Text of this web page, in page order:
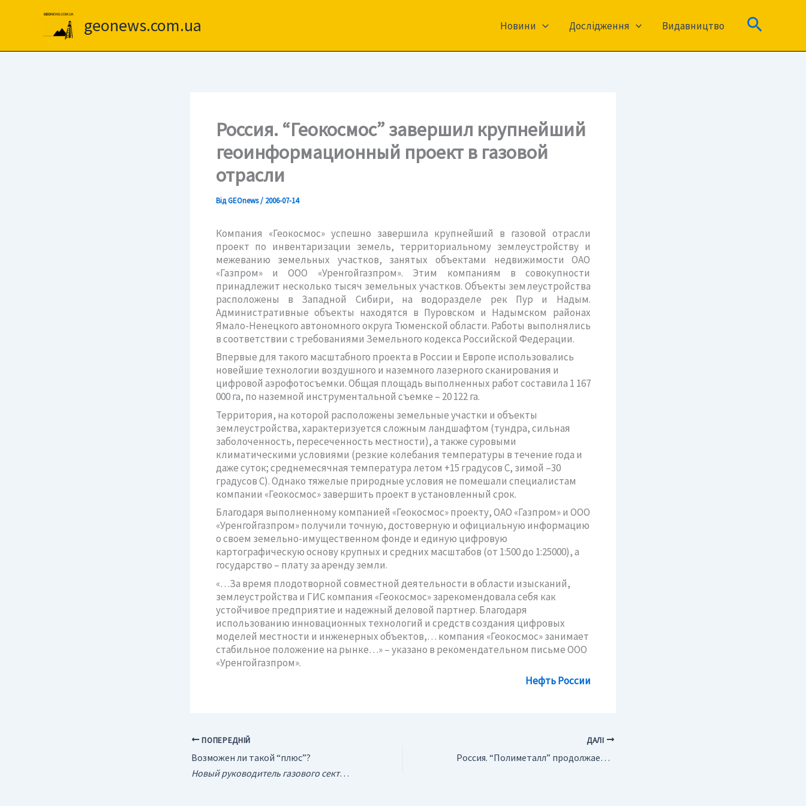
geonews.com.ua Новини Дослідження Видавництво Пошук
Россия. “Геокосмос” завершил крупнейший
геоинформационный проект в газовой
отрасли
ВідGEOnews/ 2006-07-14
Компания «Геокосмос» успешно завершила крупнейший в газовой отрасли
проект по инвентаризации земель, территориальному землеустройству и
межеванию земельных участков, занятых объектами недвижимости ОАО
«Газпром» и ООО «Уренгойгазпром». Этим компаниям в совокупности
принадлежит несколько тысяч земельных участков. Объекты землеустройства
расположены в Западной Сибири, на водоразделе рек Пур и Надым.
Административные объекты находятся в Пуровском и Надымском районах
Ямало-Ненецкого автономного округа Тюменской области. Работы выполнялись
в соответствии с требованиями Земельного кодекса Российской Федерации.
Впервые для такого масштабного проекта в России и Европе использовались
новейшие технологии воздушного и наземного лазерного сканирования и
цифровой аэрофотосъемки. Общая площадь выполненных работ составила 1 167
000 га, по наземной инструментальной съемке – 20 122 га.
Территория, на которой расположены земельные участки и объекты
землеустройства, характеризуется сложным ландшафтом (тундра, сильная
заболоченность, пересеченность местности), а также суровыми
климатическими условиями (резкие колебания температуры в течение года и
даже суток; среднемесячная температура летом +15 градусов С, зимой –30
градусов С). Однако тяжелые природные условия не помешали специалистам
компании «Геокосмос» завершить проект в установленный срок.
Благодаря выполненному компанией «Геокосмос» проекту, ОАО «Газпром» и ООО
«Уренгойгазпром» получили точную, достоверную и официальную информацию
о своем земельно-имущественном фонде и единую цифровую
картографическую основу крупных и средних масштабов (от 1:500 до 1:25000), а
государство – плату за аренду земли.
«…За время плодотворной совместной деятельности в области изысканий,
землеустройства и ГИС компания «Геокосмос» зарекомендовала себя как
устойчивое предприятие и надежный деловой партнер. Благодаря
использованию инновационных технологий и средств создания цифровых
моделей местности и инженерных объектов,… компания «Геокосмос» занимает
стабильное положение на рынке…» – указано в рекомендательном письме ООО
«Уренгойгазпром».
Нефть России
ПОПЕРЕДНІЙ
Возможен ли такой “плюс”?
Новый руководитель газового сектора страны реанимирует переговоры о консорциуме
ДАЛІ
Россия. “Полиметалл” продолжает осваивать месторождения в Магаданской области